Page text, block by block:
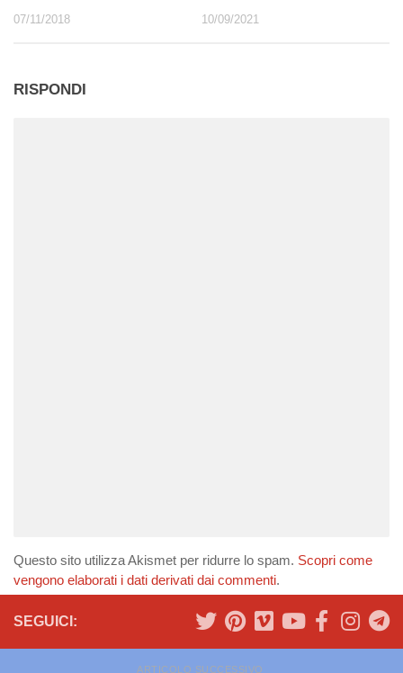
07/11/2018 10/09/2021
RISPONDI
Questo sito utilizza Akismet per ridurre lo spam. Scopri come
vengono elaborati i dati derivati dai commenti.
SEGUICI:
ARTICOLO SUCCESSIVO